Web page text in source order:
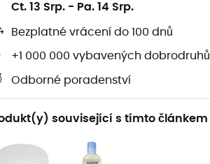
Ct. 13 Srp. - Pa. 14 Srp.
Bezplatné vrácení do 100 dnů
+1 000 000 vybavených dobrodruhů
Odborné poradenství
související s tímto článkem